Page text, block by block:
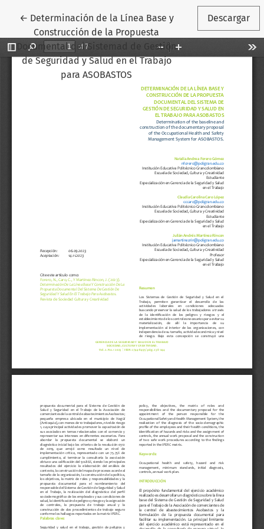
← Volver a los detalles del artículo
Determinación de la Línea Base y
Construcción de la Propuesta
Documental del Sistemad de Gestión
de Seguridad y Salud en el Trabajo
para ASOBASTOS
Descargar